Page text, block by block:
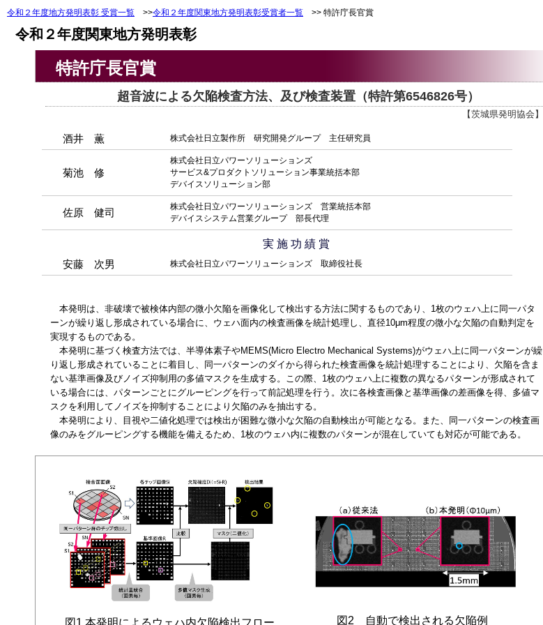
令和２年度地方発明表彰 受賞一覧 >>令和２年度関東地方発明表彰受賞者一覧 >> 特許庁長官賞
令和２年度関東地方発明表彰
特許庁長官賞
超音波による欠陥検査方法、及び検査装置（特許第6546826号）
【茨城県発明協会】
酒井 薫 株式会社日立製作所 研究開発グループ 主任研究員
菊池 修
株式会社日立パワーソリューションズ
サービス&プロダクトソリューション事業統括本部
デバイスソリューション部
佐原 健司
株式会社日立パワーソリューションズ 営業統括本部
デバイスシステム営業グループ 部長代理
実 施 功 績 賞
安藤 次男
株式会社日立パワーソリューションズ 取締役社長
本発明は、非破壊で被検体内部の微小欠陥を画像化して検出する方法に関するものであり、1枚のウェハ上に同一パタ
ーンが繰り返し形成されている場合に、ウェハ面内の検査画像を統計処理し、直径10μm程度の微小な欠陥の自動判定を
実現するものである。
本発明に基づく検査方法では、半導体素子やMEMS(Micro Electro Mechanical Systems)がウェハ上に同一パターンが繰
り返し形成されていることに着目し、同一パターンのダイから得られた検査画像を統計処理することにより、欠陥を含ま
ない基準画像及びノイズ抑制用の多値マスクを生成する。この際、1枚のウェハ上に複数の異なるパターンが形成されて
いる場合には、パターンごとにグルーピングを行って前記処理を行う。次に各検査画像と基準画像の差画像を得、多値マ
スクを利用してノイズを抑制することにより欠陥のみを抽出する。
本発明により、目視や二値化処理では検出が困難な微小な欠陥の自動検出が可能となる。また、同一パターンの検査画
像のみをグルーピングする機能を備えるため、1枚のウェハ内に複数のパターンが混在していても対応が可能である。
図1 本発明によるウェハ内欠陥検出フロー 図2 自動で検出される欠陥例